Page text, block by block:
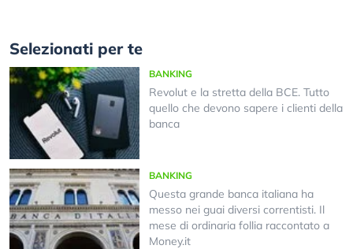
Selezionati per te
BANKING
Revolut e la stretta della BCE. Tutto
quello che devono sapere i clienti della
banca
BANKING
Questa grande banca italiana ha
messo nei guai diversi correntisti. Il
mese di ordinaria follia raccontato a
Money.it